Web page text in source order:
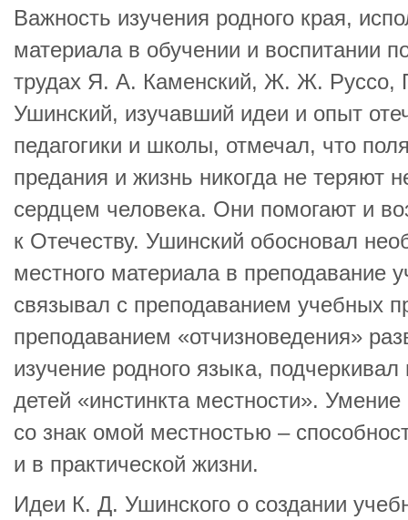
Важность изучения родного края,
материала в обучении и воспитании
трудах Я. А. Каменский, Ж. Ж. Руссо,
Ушинский, изучавший идеи и опыт
педагогики и школы, отмечал, что
предания и жизнь никогда не теряют
сердцем человека. Они помогают и
к Отечеству. Ушинский обосновал
местного материала в преподавание
связывал с преподаванием учебных
преподаванием «отчизноведения»
изучение родного языка,
детей «инстинкта местности».
со знак омой местностью –
и в практической жизни.
Идеи К. Д. Ушинского о создании